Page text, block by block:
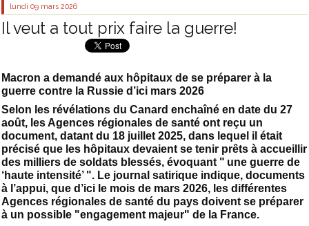
lundi 09 mars 2026
Il veut a tout prix faire la guerre!
Macron a demandé aux hôpitaux de se préparer à la
guerre contre la Russie d’ici mars 2026
Selon les révélations du Canard enchaîné en date du 27
août, les Agences régionales de santé ont reçu un
document, datant du 18 juillet 2025, dans lequel il était
précisé que les hôpitaux devaient se tenir prêts à accueillir
des milliers de soldats blessés, évoquant " une guerre de
‘haute intensité’ ". Le journal satirique indique, documents
à l’appui, que d’ici le mois de mars 2026, les différentes
Agences régionales de santé du pays doivent se préparer
à un possible "engagement majeur" de la France.